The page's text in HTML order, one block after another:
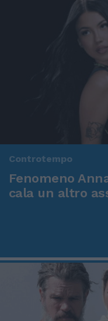
Controtempo
Fenomeno
cala un altro